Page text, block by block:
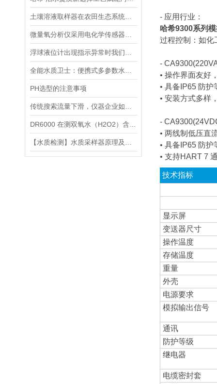
PH选型的注意事项
- 应用行业：
哈希9300系列
过程控制：如化
-
• 操作界面友好
• 具备IP65 防
• 安装方式多样
-
• 两线制低压直
• 具备IP65 防
• 支持HART 7
技术指标
显示屏
变送器尺寸
操作温度
存储温度
重量
外壳
电源要求
模拟输出信号
通讯
防护等级
继电器
电缆密封套